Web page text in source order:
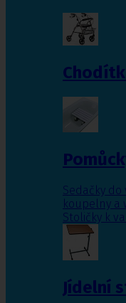
Sedačky do
koupelny a
Stoličky k
Jídelní